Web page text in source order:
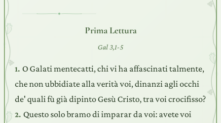
Prima Lettura
Gal 3,1-5
1. O Galati mentecatti, chi vi ha affascinati talmente,
che non ubbidiate alla verità voi, dinanzi agli occhi
de' quali fù già dipinto Gesù Cristo, tra voi crocifisso?
2. Questo solo bramo di imparar da voi: avete voi